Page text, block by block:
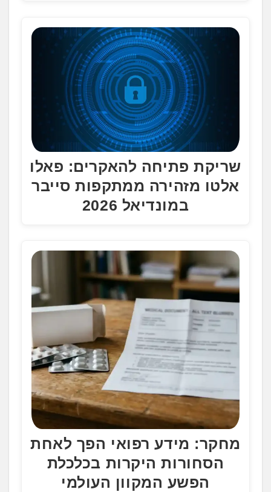
שריקת פתיחה להאקרים: פאלו
אלטו מזהירה ממתקפות סייבר
במונדיאל 2026
מחקר: מידע רפואי הפך לאחת
הסחורות היקרות בכלכלת
הפשע המקוון העולמי